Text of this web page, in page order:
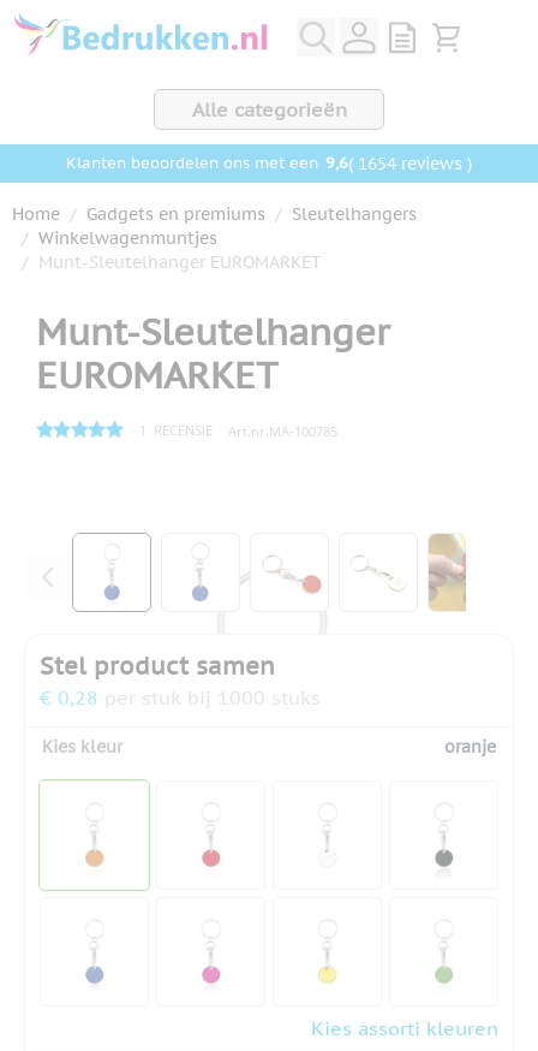
Ga naar de inhoud
View quote,
Bekijk
Alle categorieën
Klanten beoordelen ons met een 9,6( 1654 reviews )
Home / Gadgets en premiums / Sleutelhangers
/ Winkelwagenmuntjes
/ Munt-Sleutelhanger EUROMARKET
Munt-Sleutelhanger
EUROMARKET
1 RECENSIE Art.nr. MA-100785
View larger imageView larger imageView larger image
View larger
Stel product samen
€ 0,28 per stuk bij 1000 stuks
Kies kleur oranje
Kies assorti kleuren